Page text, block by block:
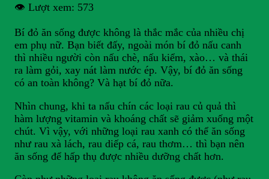
👁️ Lượt xem: 573
Bí đỏ ăn sống được không là thắc mắc của nhiều chị
em phụ nữ. Bạn biết đấy, ngoài món bí đỏ nấu canh
thì nhiều người còn nấu chè, nấu kiểm, xào… và thái
ra làm gỏi, xay nát làm nước ép. Vậy, bí đỏ ăn sống
có an toàn không? Và hạt bí đỏ nữa.
Nhìn chung, khi ta nấu chín các loại rau củ quả thì
hàm lượng vitamin và khoáng chất sẽ giảm xuống một
chút. Vì vậy, với những loại rau xanh có thể ăn sống
như rau xà lách, rau diếp cá, rau thơm… thì bạn nên
ăn sống để hấp thụ được nhiều dưỡng chất hơn.